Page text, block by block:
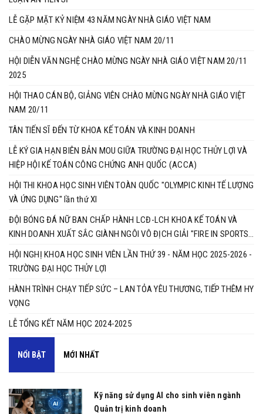
LỄ GẶP MẶT KỶ NIỆM 43 NĂM NGÀY NHÀ GIÁO VIỆT NAM
CHÀO MỪNG NGÀY NHÀ GIÁO VIỆT NAM 20/11
HỘI DIỄN VĂN NGHỆ CHÀO MỪNG NGÀY NHÀ GIÁO VIỆT NAM 20/11
2025
HỘI THAO CÁN BỘ, GIẢNG VIÊN CHÀO MỪNG NGÀY NHÀ GIÁO VIỆT
NAM 20/11
TÂN TIẾN SĨ ĐẾN TỪ KHOA KẾ TOÁN VÀ KINH DOANH
LỄ KÝ GIA HẠN BIÊN BẢN MOU GIỮA TRƯỜNG ĐẠI HỌC THỦY LỢI VÀ
HIỆP HỘI KẾ TOÁN CÔNG CHỨNG ANH QUỐC (ACCA)
HỘI THI KHOA HỌC SINH VIÊN TOÀN QUỐC "OLYMPIC KINH TẾ LƯỢNG
VÀ ỨNG DỤNG" lần thứ XI
ĐỘI BÓNG ĐÁ NỮ BAN CHẤP HÀNH LCĐ-LCH KHOA KẾ TOÁN VÀ
KINH DOANH XUẤT SẮC GIÀNH NGÔI VÔ ĐỊCH GIẢI "FIRE IN SPORTS
2025"
HỘI NGHỊ KHOA HỌC SINH VIÊN LẦN THỨ 39 - NĂM HỌC 2025-2026 -
TRƯỜNG ĐẠI HỌC THỦY LỢI ​​​​​​​
HÀNH TRÌNH CHẠY TIẾP SỨC – LAN TỎA YÊU THƯƠNG, TIẾP THÊM HY
VỌNG
LỄ TỔNG KẾT NĂM HỌC 2024-2025
NỔI BẬT MỚI NHẤT
Kỹ năng sử dụng AI cho sinh viên ngành
Quản trị kinh doanh